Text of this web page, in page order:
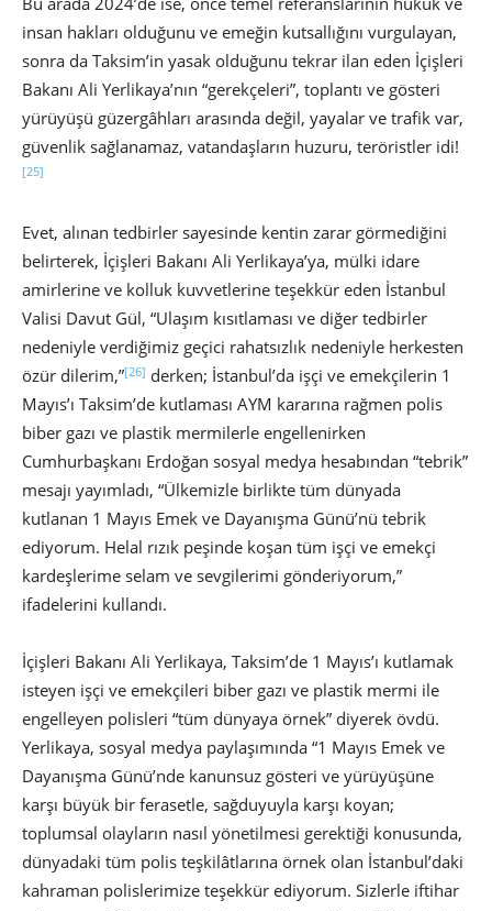
insan hakları olduğunu ve emeğin kutsallığını vurgulayan,
sonra da Taksim’in yasak olduğunu tekrar ilan eden İçişleri
Bakanı Ali Yerlikaya’nın “gerekçeleri”, toplantı ve gösteri
yürüyüşü güzergâhları arasında değil, yayalar ve trafik var,
güvenlik sağlanamaz, vatandaşların huzuru, teröristler idi!
[25]
Evet, alınan tedbirler sayesinde kentin zarar görmediğini
belirterek, İçişleri Bakanı Ali Yerlikaya’ya, mülki idare
amirlerine ve kolluk kuvvetlerine teşekkür eden İstanbul
Valisi Davut Gül, “Ulaşım kısıtlaması ve diğer tedbirler
nedeniyle verdiğimiz geçici rahatsızlık nedeniyle herkesten
özür dilerim,”[26] derken; İstanbul’da işçi ve emekçilerin 1
Mayıs’ı Taksim’de kutlaması AYM kararına rağmen polis
biber gazı ve plastik mermilerle engellenirken
Cumhurbaşkanı Erdoğan sosyal medya hesabından “tebrik”
mesajı yayımladı, “Ülkemizle birlikte tüm dünyada
kutlanan 1 Mayıs Emek ve Dayanışma Günü’nü tebrik
ediyorum. Helal rızık peşinde koşan tüm işçi ve emekçi
kardeşlerime selam ve sevgilerimi gönderiyorum,”
ifadelerini kullandı.
İçişleri Bakanı Ali Yerlikaya, Taksim’de 1 Mayıs’ı kutlamak
isteyen işçi ve emekçileri biber gazı ve plastik mermi ile
engelleyen polisleri “tüm dünyaya örnek” diyerek övdü.
Yerlikaya, sosyal medya paylaşımında “1 Mayıs Emek ve
Dayanışma Günü’nde kanunsuz gösteri ve yürüyüşüne
karşı büyük bir ferasetle, sağduyuyla karşı koyan;
toplumsal olayların nasıl yönetilmesi gerektiği konusunda,
dünyadaki tüm polis teşkilâtlarına örnek olan İstanbul’daki
kahraman polislerimize teşekkür ediyorum. Sizlerle iftihar